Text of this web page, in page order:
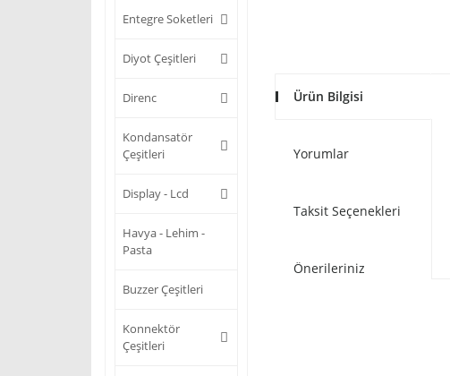
Entegre Soketleri
Diyot Çeşitleri
Direnc
Kondansatör
Çeşitleri
Display - Lcd
Havya - Lehim -
Pasta
Buzzer Çeşitleri
Konnektör
Çeşitleri
Ürün Bilgisi
Yorumlar
Taksit Seçenekleri
Önerileriniz